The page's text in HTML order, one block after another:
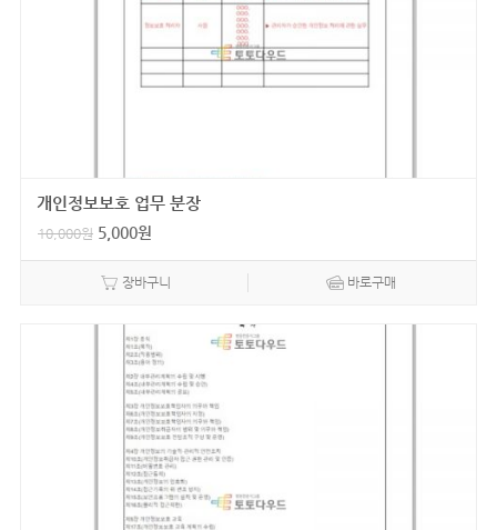
개인정보보호 업무 분장
10,000원 5,000원
장바구니 바로구매